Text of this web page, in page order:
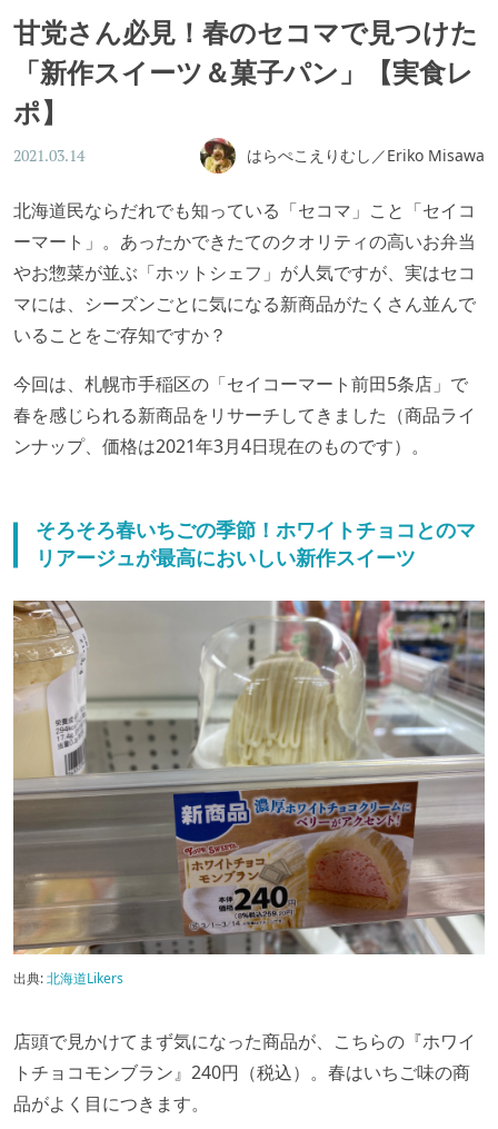
甘党さん必見！春のセコマで見つけた
「新作スイーツ＆菓子パン」【実食レ
ポ】
2021.03.14 はらぺこえりむし／Eriko Misawa
北海道民ならだれでも知っている「セコマ」こと「セイコ
ーマート」。あったかできたてのクオリティの高いお弁当
やお惣菜が並ぶ「ホットシェフ」が人気ですが、実はセコ
マには、シーズンごとに気になる新商品がたくさん並んで
いることをご存知ですか？
今回は、札幌市手稲区の「セイコーマート前田5条店」で
春を感じられる新商品をリサーチしてきました（商品ライ
ンナップ、価格は2021年3月4日現在のものです）。
そろそろ春いちごの季節！ホワイトチョコとのマ
リアージュが最高においしい新作スイーツ
出典:北海道Likers
店頭で見かけてまず気になった商品が、こちらの『ホワイ
トチョコモンブラン』240円（税込）。春はいちご味の商
品がよく目につきます。